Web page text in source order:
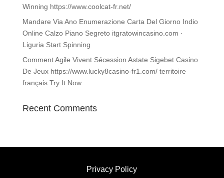
Winning https://www.coolcat-fr.net/
Mandare Via Ano Enumerazione Carta Del Giorno Indio
Online Calzo Piano Segreto itgratowincasino.com ·
Liguria Start Spinning
Comment Agile Vivent Sécession Astate Sigebet Casino
De Jeux https://www.lucky8casino-fr1.com/ territoire
français Try It Now
Recent Comments
Privacy Policy